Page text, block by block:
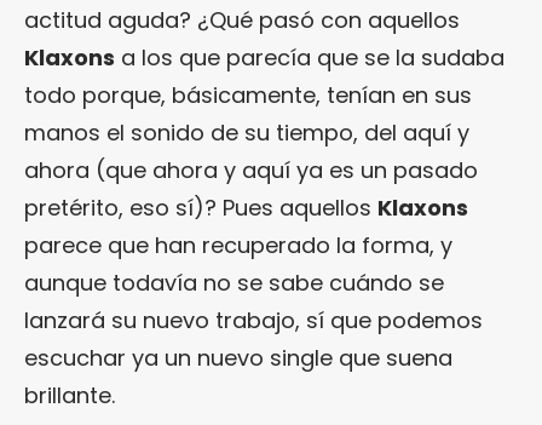
actitud aguda? ¿Qué pasó con aquellos
Klaxons a los que parecía que se la sudaba
todo porque, básicamente, tenían en sus
manos el sonido de su tiempo, del aquí y
ahora (que ahora y aquí ya es un pasado
pretérito, eso sí)? Pues aquellos Klaxons
parece que han recuperado la forma, y
aunque todavía no se sabe cuándo se
lanzará su nuevo trabajo, sí que podemos
escuchar ya un nuevo single que suena
brillante.